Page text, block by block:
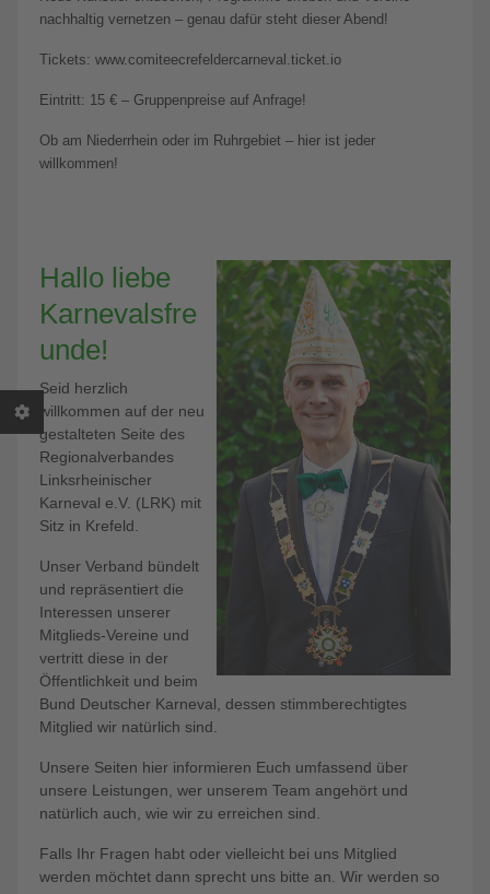
nachhaltig vernetzen – genau dafür steht dieser Abend!
Tickets: www.comiteecrefeldercarneval.ticket.io
Eintritt: 15 € – Gruppenpreise auf Anfrage!
Ob am Niederrhein oder im Ruhrgebiet – hier ist jeder
willkommen!
Hallo liebe
Karnevalsfre
unde!
Seid herzlich
willkommen auf der neu
gestalteten Seite des
Regionalverbandes
Linksrheinischer
Karneval e.V. (LRK) mit
Sitz in Krefeld.
Unser Verband bündelt
und repräsentiert die
Interessen unserer
Mitglieds-Vereine und
vertritt diese in der
Öffentlichkeit und beim
Bund Deutscher Karneval, dessen stimmberechtigtes
Mitglied wir natürlich sind.
Unsere Seiten hier informieren Euch umfassend über
unsere Leistungen, wer unserem Team angehört und
natürlich auch, wie wir zu erreichen sind.
Falls Ihr Fragen habt oder vielleicht bei uns Mitglied
werden möchtet dann sprecht uns bitte an. Wir werden so